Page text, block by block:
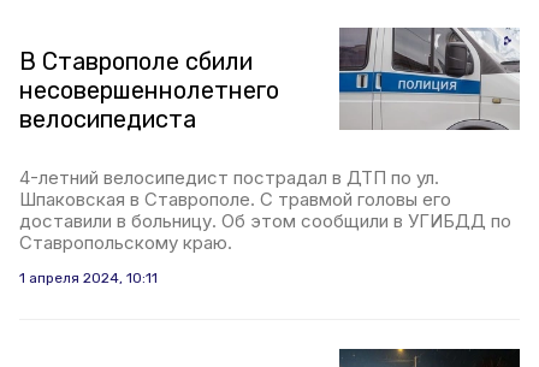
В Ставрополе сбили
несовершеннолетнего
велосипедиста
4-летний велосипедист пострадал в ДТП по ул.
Шпаковская в Ставрополе. С травмой головы его
доставили в больницу. Об этом сообщили в УГИБДД по
Ставропольскому краю.
1 апреля 2024, 10:11